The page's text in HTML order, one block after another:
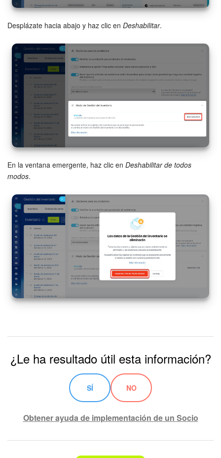
Bitrix24 Market
Sitios web
Tienda Online
CRM + Online store
Tienda CRM
Empleados
Base de conocimientos
Firma electrónica para RR. HH.
Automatización
Flujos de trabajo
Marketing
Gestión del inventario
Bitrix24 En Premisa
Bitrix24 Messenger
Preguntas generales
Desplázate hacia abajo y haz clic en Deshabilitar.
En la ventana emergente, haz clic en Deshabilitar de todos
modos.
¿Le ha resultado útil esta información?
SÍ NO
Obtener ayuda de implementación de un Socio